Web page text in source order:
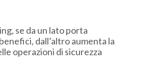
se da un lato porta
dall’altro aumenta la
operazioni di sicurezza